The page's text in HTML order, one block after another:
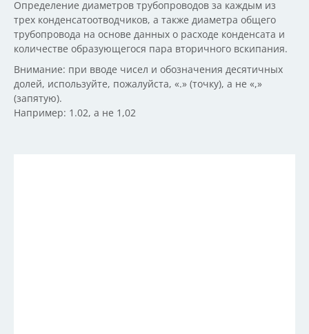
Определение диаметров трубопроводов за каждым из
трех конденсатоотводчиков, а также диаметра общего
трубопровода на основе данных о расходе конденсата и
количестве образующегося пара вторичного вскипания.
Внимание: при вводе чисел и обозначения десятичных
долей, используйте, пожалуйста, «.» (точку), а не «,»
(запятую).
Например: 1.02, а не 1,02